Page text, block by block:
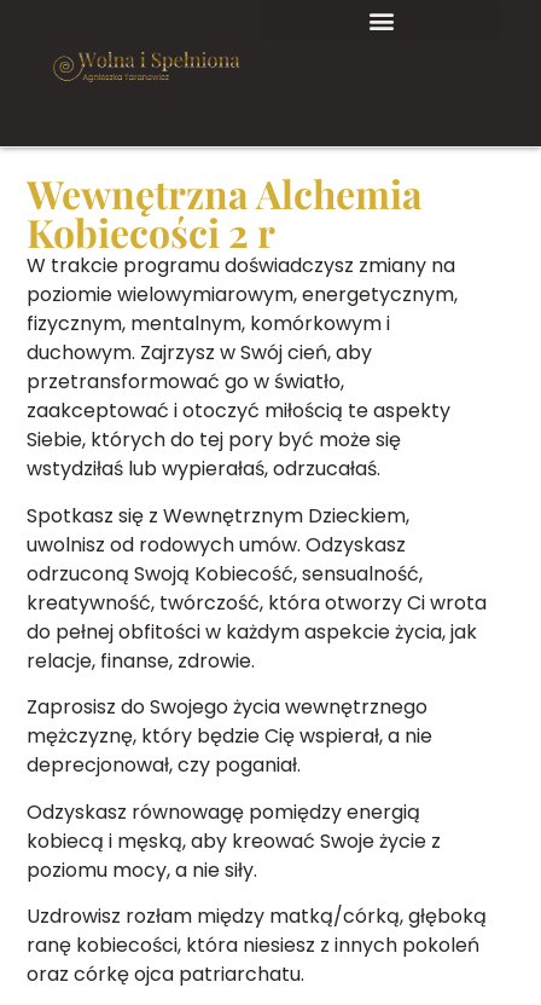
Wewnętrzna Alchemia
Kobiecości 2 r
W trakcie programu doświadczysz zmiany na
poziomie wielowymiarowym, energetycznym,
fizycznym, mentalnym, komórkowym i
duchowym. Zajrzysz w Swój cień, aby
przetransformować go w światło,
zaakceptować i otoczyć miłością te aspekty
Siebie, których do tej pory być może się
wstydziłaś lub wypierałaś, odrzucałaś.
Spotkasz się z Wewnętrznym Dzieckiem,
uwolnisz od rodowych umów. Odzyskasz
odrzuconą Swoją Kobiecość, sensualność,
kreatywność, twórczość, która otworzy Ci wrota
do pełnej obfitości w każdym aspekcie życia, jak
relacje, finanse, zdrowie.
Zaprosisz do Swojego życia wewnętrznego
mężczyznę, który będzie Cię wspierał, a nie
deprecjonował, czy poganiał.
Odzyskasz równowagę pomiędzy energią
kobiecą i męską, aby kreować Swoje życie z
poziomu mocy, a nie siły.
Uzdrowisz rozłam między matką/córką, głęboką
ranę kobiecości, która niesiesz z innych pokoleń
oraz córkę ojca patriarchatu.